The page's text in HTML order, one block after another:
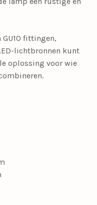
fittingen,
lichtbronnen kunt
oplossing voor wie